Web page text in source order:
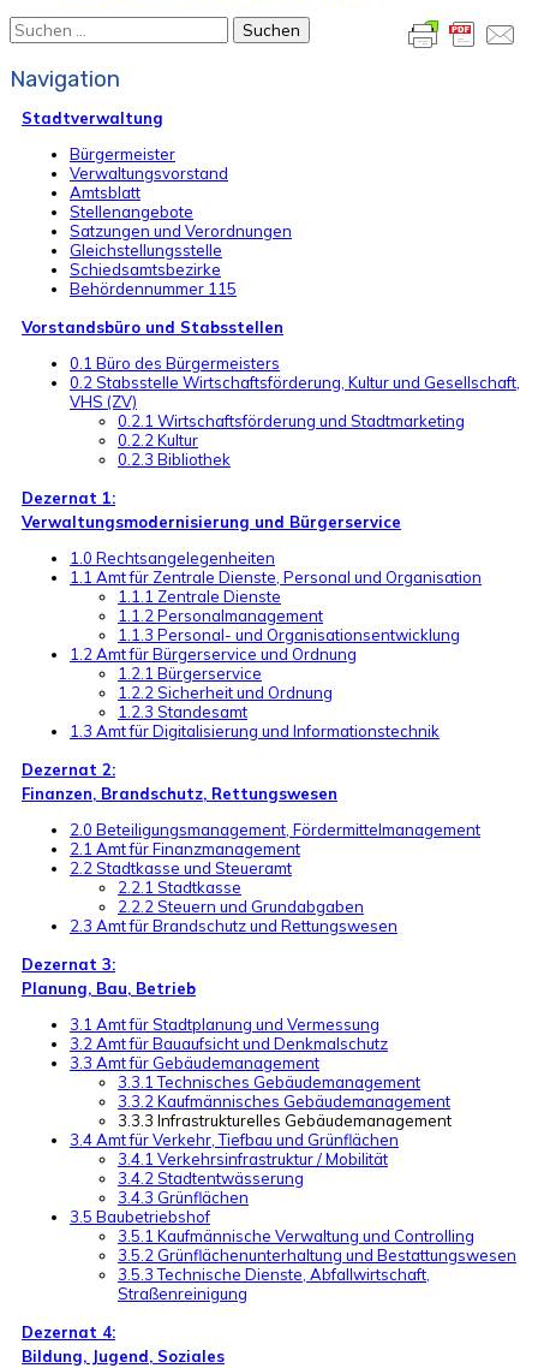
Suchen
Navigation
Stadtverwaltung
Bürgermeister
Verwaltungsvorstand
Amtsblatt
Stellenangebote
Satzungen und Verordnungen
Gleichstellungsstelle
Schiedsamtsbezirke
Behördennummer 115
Vorstandsbüro und Stabsstellen
0.1 Büro des Bürgermeisters
0.2 Stabsstelle Wirtschaftsförderung, Kultur und Gesellschaft,
VHS (ZV)
0.2.1 Wirtschaftsförderung und Stadtmarketing
0.2.2 Kultur
0.2.3 Bibliothek
Dezernat 1:
Verwaltungsmodernisierung und Bürgerservice
1.0 Rechtsangelegenheiten
1.1 Amt für Zentrale Dienste, Personal und Organisation
1.1.1 Zentrale Dienste
1.1.2 Personalmanagement
1.1.3 Personal- und Organisationsentwicklung
1.2 Amt für Bürgerservice und Ordnung
1.2.1 Bürgerservice
1.2.2 Sicherheit und Ordnung
1.2.3 Standesamt
1.3 Amt für Digitalisierung und Informationstechnik
Dezernat 2:
Finanzen, Brandschutz, Rettungswesen
2.0 Beteiligungsmanagement, Fördermittelmanagement
2.1 Amt für Finanzmanagement
2.2 Stadtkasse und Steueramt
2.2.1 Stadtkasse
2.2.2 Steuern und Grundabgaben
2.3 Amt für Brandschutz und Rettungswesen
Dezernat 3:
Planung, Bau, Betrieb
3.1 Amt für Stadtplanung und Vermessung
3.2 Amt für Bauaufsicht und Denkmalschutz
3.3 Amt für Gebäudemanagement
3.3.1 Technisches Gebäudemanagement
3.3.2 Kaufmännisches Gebäudemanagement
3.3.3 Infrastrukturelles Gebäudemanagement
3.4 Amt für Verkehr, Tiefbau und Grünflächen
3.4.1 Verkehrsinfrastruktur / Mobilität
3.4.2 Stadtentwässerung
3.4.3 Grünflächen
3.5 Baubetriebshof
3.5.1 Kaufmännische Verwaltung und Controlling
3.5.2 Grünflächenunterhaltung und Bestattungswesen
3.5.3 Technische Dienste, Abfallwirtschaft,
Straßenreinigung
Dezernat 4:
Bildung, Jugend, Soziales